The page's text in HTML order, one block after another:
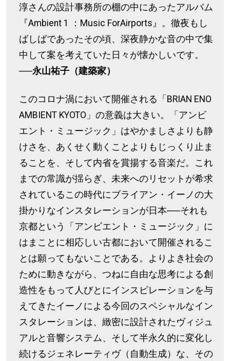
淳さんの設計事務所の棚の中にあったアルバム
『Ambient 1 ：Music ForAirports』。徹夜もし
ばしばであったその頃、深夜静かな音の中で集
中して案を考えていた日々が懐かしいです。
──永山祐子（建築家）
このコロナ渦において開催される「BRIAN ENO
AMBIENT KYOTO」の意義は大きい。「アンビ
エント・ミュージック」はやかましさよりも静
けさを、あくせく動くことよりもじっくり止ま
ることを、そして内省を賞揚する音楽だ。これ
までの常識が揺らぎ、未来へのリセットが希求
されているこの時代にブライアン・イーノの大
掛かりなインスタレーションが日本──それも
京都という「アンビエント・ミュージック」に
はまことに相応しい古都において開催されるこ
とは願ってもないことである。よりよき社会の
ために動きながら、つねに自由な思考による創
造性をもって人びとにインスピレーションを与
えてきたイーノによる今回のスペシャルなイン
スタレーションは、緻密に設計されたヴィジュ
アルと音響システム、そして半永久的に変化し
続けるジェネレーティヴ（自動生成）な、その